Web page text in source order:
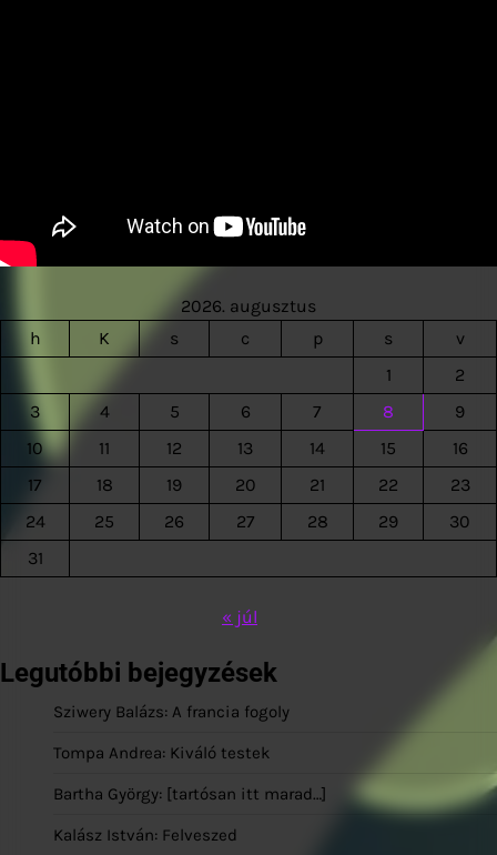
2026. augusztus
h
K s c p s
v
1
2
3
4 5 6 7 8
9
10
11 12 13 14 15
16
17
18 19 20 21 22
23
24
25 26 27 28 29
30
31
« júl
Legutóbbi bejegyzések
Sziwery Balázs: A francia fogoly
Tompa Andrea: Kiváló testek
Bartha György: [tartósan itt marad…]
Kalász István: Felveszed